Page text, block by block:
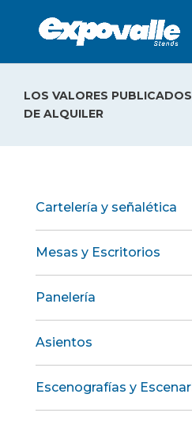
LOS VALORES
DE ALQUILER
Cartelería y señalética
Mesas y Escritorios
Panelería
Asientos
Escenografías y